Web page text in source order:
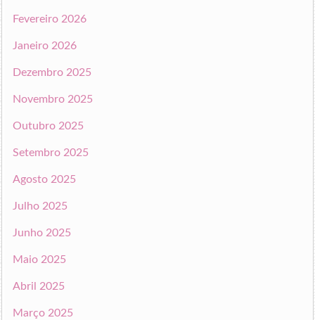
Fevereiro 2026
Janeiro 2026
Dezembro 2025
Novembro 2025
Outubro 2025
Setembro 2025
Agosto 2025
Julho 2025
Junho 2025
Maio 2025
Abril 2025
Março 2025